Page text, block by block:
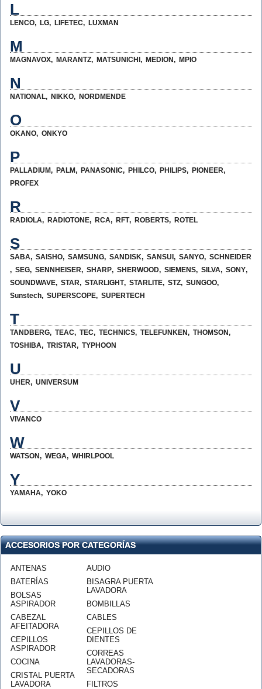
L
LENCO, LG, LIFETEC, LUXMAN
M
MAGNAVOX, MARANTZ, MATSUNICHI , MEDION, MPIO
N
NATIONAL, NIKKO, NORDMENDE
O
OKANO, ONKYO
P
PALLADIUM, PALM, PANASONIC, PHILCO, PHILIPS, PIONEER,
PROFEX
R
RADIOLA, RADIOTONE, RCA, RFT, ROBERTS, ROTEL
S
SABA, SAISHO, SAMSUNG, SANDISK, SANSUI , SANYO, SCHNEIDER
, SEG, SENNHEISER, SHARP, SHERWOOD, SIEMENS, SILVA, SONY,
SOUNDWAVE, STAR, STARLIGHT, STARLITE, STZ, SUNGOO,
Sunstech, SUPERSCOPE, SUPERTECH
T
TANDBERG, TEAC, TEC, TECHNICS, TELEFUNKEN, THOMSON,
TOSHIBA, TRISTAR, TYPHOON
U
UHER, UNIVERSUM
V
VIVANCO
W
WATSON, WEGA, WHIRLPOOL
Y
YAMAHA, YOKO
ACCESORIOS POR CATEGORÍAS
ANTENAS
BATERÍAS
BOLSAS
ASPIRADOR
CABEZAL
AFEITADORA
CEPILLOS
ASPIRADOR
COCINA
CRISTAL PUERTA
LAVADORA
AUDIO
BISAGRA PUERTA
LAVADORA
BOMBILLAS
CABLES
CEPILLOS DE
DIENTES
CORREAS
LAVADORAS-
SECADORAS
FILTROS